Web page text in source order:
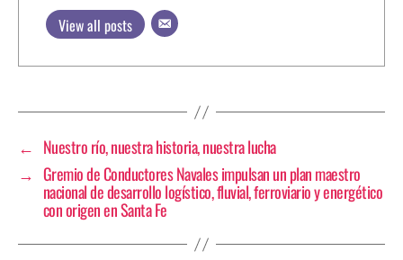
View all posts
← Nuestro río, nuestra historia, nuestra lucha
→ Gremio de Conductores Navales impulsan un plan maestro
nacional de desarrollo logístico, fluvial, ferroviario y energético
con origen en Santa Fe